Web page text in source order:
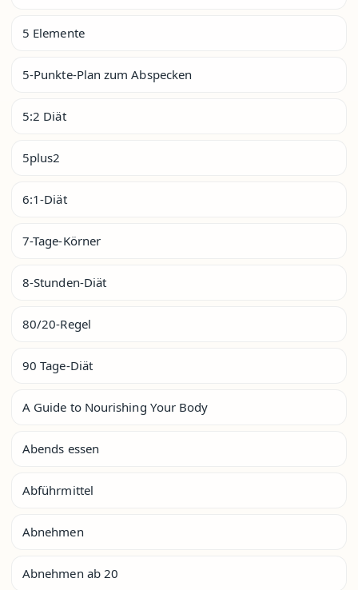
5 Elemente
5-Punkte-Plan zum Abspecken
5:2 Diät
5plus2
6:1-Diät
7-Tage-Körner
8-Stunden-Diät
80/20-Regel
90 Tage-Diät
A Guide to Nourishing Your Body
Abends essen
Abführmittel
Abnehmen
Abnehmen ab 20